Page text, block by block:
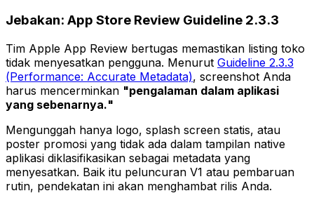
Jebakan: App Store Review Guideline 2.3.3
Tim Apple App Review bertugas memastikan listing toko
tidak menyesatkan pengguna. Menurut Guideline 2.3.3
(Performance: Accurate Metadata), screenshot Anda
harus mencerminkan "pengalaman dalam aplikasi
yang sebenarnya."
Mengunggah hanya logo, splash screen statis, atau
poster promosi yang tidak ada dalam tampilan native
aplikasi diklasifikasikan sebagai metadata yang
menyesatkan. Baik itu peluncuran V1 atau pembaruan
rutin, pendekatan ini akan menghambat rilis Anda.